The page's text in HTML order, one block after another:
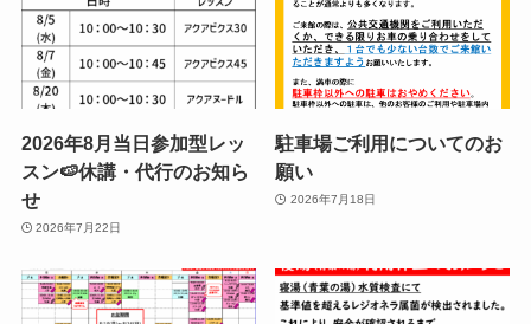
2026年8月当日参加型レッ
スン🍉休講・代行のお知ら
せ
2026年7月22日
駐車場ご利用についてのお
願い
2026年7月18日